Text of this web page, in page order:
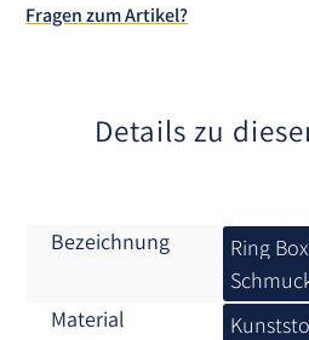
Fragen zum Artikel?
Details zu
Bezeichnung Ring Box
Material